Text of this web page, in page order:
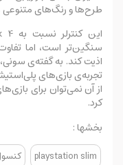
طرح‌ها و رنگ‌های متنوعی
سنگین‌تر است، اما
کرد.
بخشها :
playstation slim